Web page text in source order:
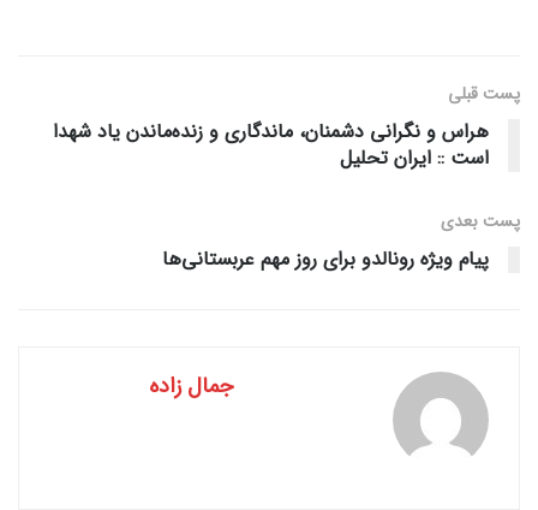
پست قبلی
هراس و نگرانی دشمنان، ماندگاری و زنده‌ماندن یاد شهدا
است :: ایران تحلیل
پست‌ بعدی
پیام ویژه رونالدو برای روز مهم عربستانی‌ها
جمال زاده